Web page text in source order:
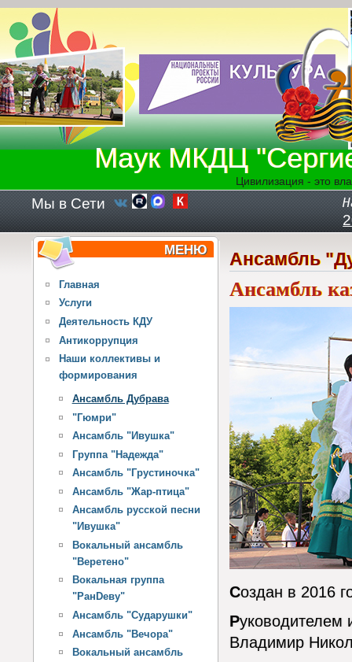
Перейти к основному содержанию
Маук МКДЦ
Цивилизация - это
Мы в Сети
МЕНЮ
Главная
Услуги
Деятельность КДУ
Антикоррупция
Наши коллективы и
формирования
Ансамбль Дубрава
"Гюмри"
Ансамбль "Ивушка"
Группа "Надежда"
Ансамбль "Грустиночка"
Ансамбль "Жар-птица"
Ансамбль русской песни
"Ивушка"
Вокальный ансамбль
"Веретено"
Вокальная группа
"РанDеву"
Ансамбль "Сударушки"
Ансамбль "Вечора"
Вокальный ансамбль
Ансамбль
Ансамбль
Cоздан в 2016
Руководителем
Владимир